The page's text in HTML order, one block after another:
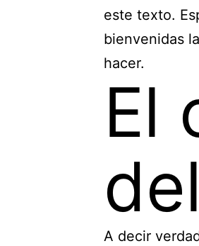
este texto.
bienvenidas
hacer.
El
A decir